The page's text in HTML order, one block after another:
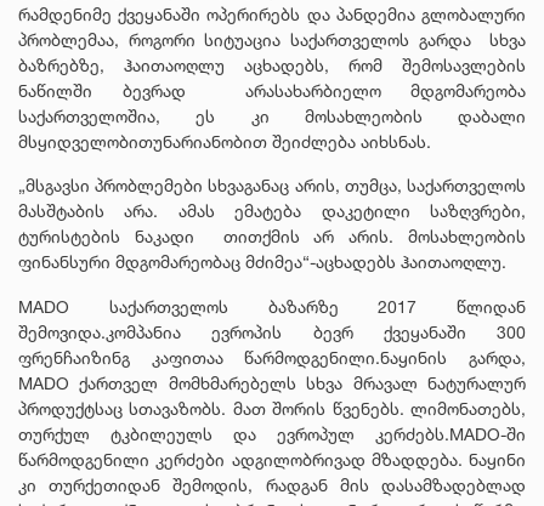
რამდენიმე ქვეყანაში ოპერირებს და პანდემია გლობალური
პრობლემაა, როგორი სიტუაცია საქართველოს გარდა სხვა
ბაზრებზე, ჰაითაოღლუ აცხადებს, რომ შემოსავლების
ნაწილში ბევრად არასახარბიელო მდგომარეობა
საქართველოშია, ეს კი მოსახლეობის დაბალი
მსყიდველობითუნარიანობით შეიძლება აიხსნას.
„მსგავსი პრობლემები სხვაგანაც არის, თუმცა, საქართველოს
მასშტაბის არა. ამას ემატება დაკეტილი საზღვრები,
ტურისტების ნაკადი თითქმის არ არის. მოსახლეობის
ფინანსური მდგომარეობაც მძიმეა“-აცხადებს ჰაითაოღლუ.
MADO საქართველოს ბაზარზე 2017 წლიდან
შემოვიდა.კომპანია ევროპის ბევრ ქვეყანაში 300
ფრენჩაიზინგ კაფითაა წარმოდგენილი.ნაყინის გარდა,
MADO ქართველ მომხმარებელს სხვა მრავალ ნატურალურ
პროდუქტსაც სთავაზობს. მათ შორის წვენებს. ლიმონათებს,
თურქულ ტკბილეულს და ევროპულ კერძებს.MADO-ში
წარმოდგენილი კერძები ადგილობრივად მზადდება. ნაყინი
კი თურქეთიდან შემოდის, რადგან მის დასამზადებლად